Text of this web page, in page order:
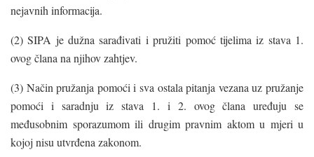
nejavnih informacija.
(2) SIPA je dužna sarađivati i pružiti pomoć tijelima iz stava 1.
ovog člana na njihov zahtjev.
(3) Način pružanja pomoći i sva ostala pitanja vezana uz pružanje
pomoći i saradnju iz stava 1. i 2. ovog člana uređuju se
međusobnim sporazumom ili drugim pravnim aktom u mjeri u
kojoj nisu utvrđena zakonom.